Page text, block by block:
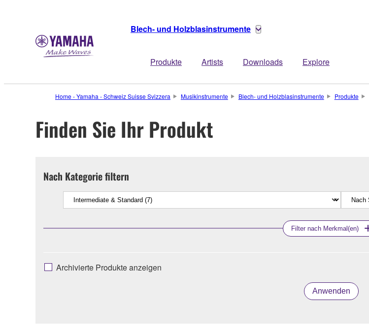
Blech- und Holzblasinstrumente
Produkte Artists Downloads Explore
Home - Yamaha - Schweiz Suisse Svizzera Musikinstrumente Blech- und Holzblasinstrumente Produkte
Finden Sie Ihr Produkt
Nach Kategorie filtern
Filter nach Merkmal(en)
Archivierte Produkte anzeigen
Anwenden